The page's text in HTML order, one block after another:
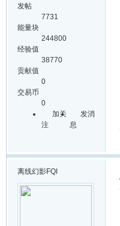
发帖
7731
能量块
244800
经验值
38770
贡献值
0
交易币
0
加关
注
发消
息
离线幻影FQI